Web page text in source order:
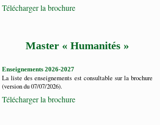
Télécharger la brochure
Master « Humanités »
Enseignements 2026-2027
La liste des enseignements est consultable sur la brochure
(version du 07/07/2026).
Télécharger la brochure